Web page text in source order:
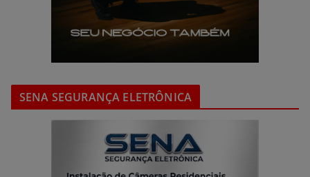
SENA SEGURANÇA ELETRÔNICA